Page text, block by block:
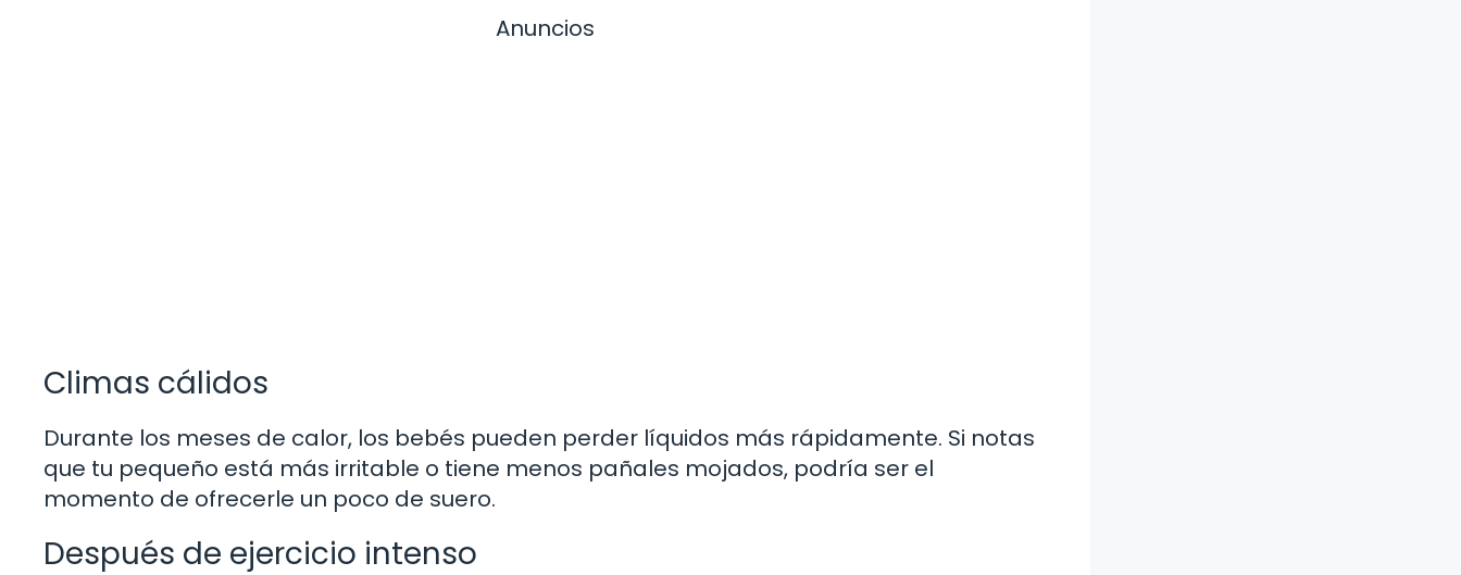
Anuncios
Climas cálidos
Durante los meses de calor, los bebés pueden perder líquidos más rápidamente. Si notas
que tu pequeño está más irritable o tiene menos pañales mojados, podría ser el
momento de ofrecerle un poco de suero.
Después de ejercicio intenso